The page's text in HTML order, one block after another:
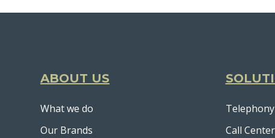
ABOUT US
What we do
Our Brands
Telephony
Call Center